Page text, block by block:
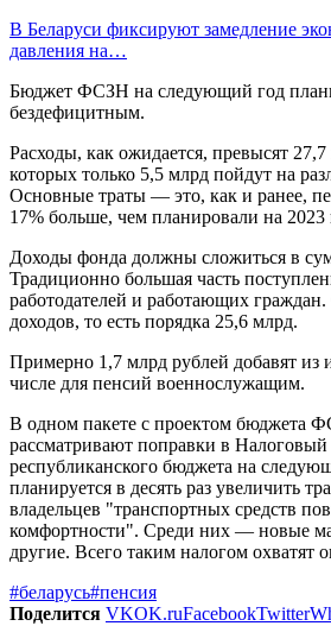
В Беларуси фиксируют замедление
давления на…
Бюджет ФСЗН на следующий год
бездефицитным.
Расходы, как ожидается, превысят
которых только 5,5 млрд пойдут на
Основные траты — это, как и ранее,
17% больше, чем планировали на 2023
Доходы фонда должны сложиться в
Традиционно большая часть
работодателей и работающих
доходов, то есть порядка 25,6 млрд.
Примерно 1,7 млрд рублей добавят
числе для пенсий военнослужащим.
В одном пакете с проектом бюджета
рассматривают поправки в Налоговый
республиканского бюджета на
планируется в десять раз увеличить
владельцев "транспортных средств
комфортности". Среди них — новые
другие. Всего таким налогом охватят
#беларусь#пенсия
Поделится VKOK.ruFacebookTwitter